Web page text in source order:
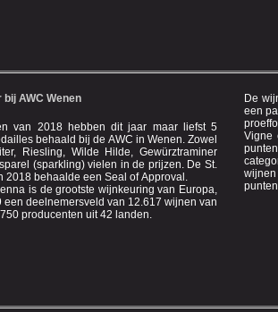
5 x zilver bij AWC Wenen
van 2018 hebben dit jaar maar liefst 5
behaald bij de AWC in Wenen. Zowel
van 2018 behaalde een Seal of Approval.
is de grootste wijnkeuring van Europa,
meer dan 1750 producenten uit 42 landen.
De
een panel van deskundigen,
proefformulier van het
Vigne et du